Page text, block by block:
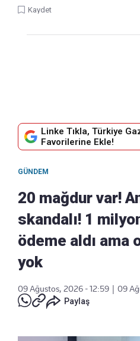
Kaydet
Linke Tıkla, Türkiye
Favorilerine Ekle!
GÜNDEM
20 mağdur var!
skandalı! 1
ödeme aldı ama
yok
09 Ağustos, 2026 - 12:59
09
Paylaş